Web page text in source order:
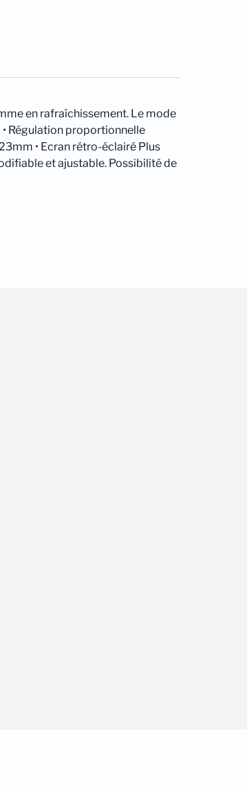
en rafraîchissement. Le mode
Régulation proportionnelle
• Ecran rétro-éclairé Plus
et ajustable. Possibilité de